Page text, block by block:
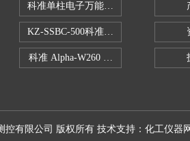
科准单柱电子万能拉力机KZ-SSBC-500
KZ-SSBC-500科准单柱电子万能试验
科准 Alpha-W260 半导体全自动推拉
控有限公司 版权所有 技术支持： 化工仪器